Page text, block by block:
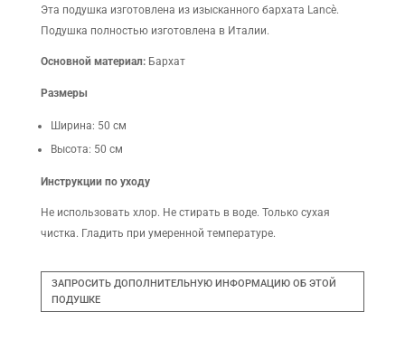
Эта подушка изготовлена из изысканного бархата Lancè.
Подушка полностью изготовлена в Италии.
Основной материал: Бархат
Размеры
Ширина: 50 см
Высота: 50 см
Инструкции по уходу
Не использовать хлор. Не стирать в воде. Только сухая
чистка. Гладить при умеренной температуре.
ЗАПРОСИТЬ ДОПОЛНИТЕЛЬНУЮ ИНФОРМАЦИЮ ОБ ЭТОЙ
ПОДУШКЕ